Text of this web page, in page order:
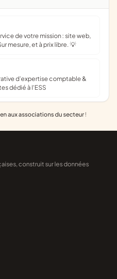
mesure, et à prix libre. 💡
dédié à l'ESS
aux associations du secteur !